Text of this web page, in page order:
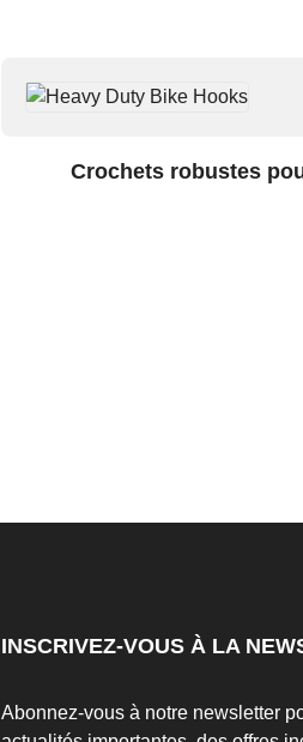
Crochets robustes
INSCRIVEZ-VOUS À LA
Abonnez-vous à notre newsletter